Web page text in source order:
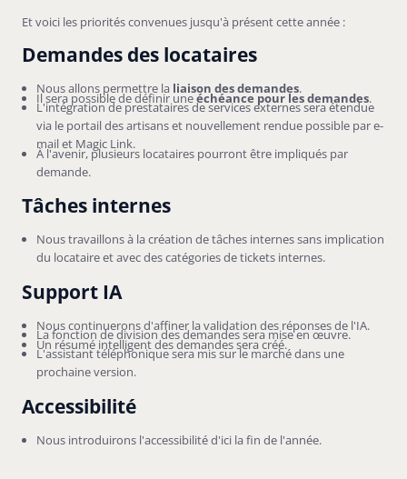
Et voici les priorités convenues jusqu'à présent cette année :
Demandes des locataires
Nous allons permettre la liaison des demandes.
Il sera possible de définir uneéchéance pour les demandes.
L'intégration de prestataires de services externes sera étendue
via le portail des artisans et nouvellement rendue possible par e-
mail et Magic Link.
À l'avenir, plusieurs locataires pourront être impliqués par
demande.
Tâches internes
Nous travaillons à la création de tâches internes sans implication
du locataire et avec des catégories de tickets internes.
Support IA
Nous continuerons d'affiner la validation des réponses de l'IA.
La fonction de division des demandes sera mise en œuvre.
Un résumé intelligent des demandes sera créé.
L'assistant téléphonique sera mis sur le marché dans une
prochaine version.
Accessibilité
Nous introduirons l'accessibilité d'ici la fin de l'année.